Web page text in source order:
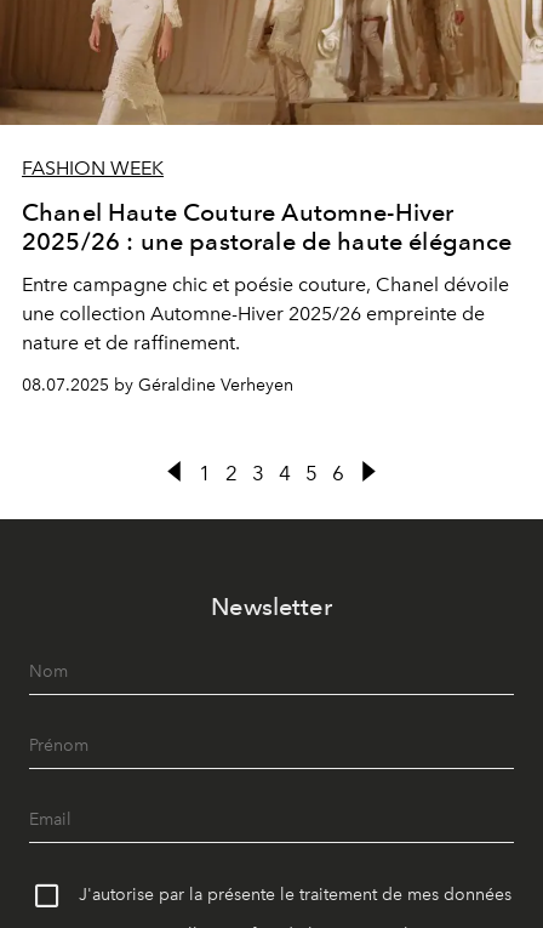
FASHION WEEK
Chanel Haute Couture Automne-Hiver
2025/26 : une pastorale de haute élégance
Entre campagne chic et poésie couture, Chanel dévoile
une collection Automne-Hiver 2025/26 empreinte de
nature et de raffinement.
08.07.2025 by Géraldine Verheyen
1 2 3 4 5 6
Newsletter
J'autorise par la présente le traitement de mes données